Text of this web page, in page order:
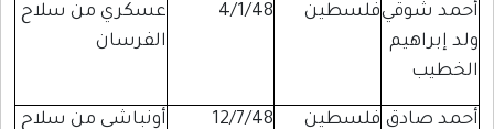
أحمد شوقي
ولد إبراهيم
الخطيب
فلسطين 4/1/48
عسكري من سلاح
الفرسان
أحمد صادق فلسطين 12/7/48
أونباشي من سلاح